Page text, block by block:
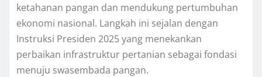
ketahanan pangan dan mendukung pertumbuhan
ekonomi nasional. Langkah ini sejalan dengan
Instruksi Presiden 2025 yang menekankan
perbaikan infrastruktur pertanian sebagai fondasi
menuju swasembada pangan.